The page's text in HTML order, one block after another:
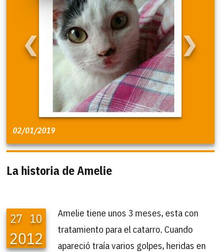
❮ ❯
02/01/2019
La historia de Amelie
27 10
2012
Amelie tiene unos 3 meses, esta con
tratamiento para el catarro. Cuando
apareció traía varios golpes, heridas en